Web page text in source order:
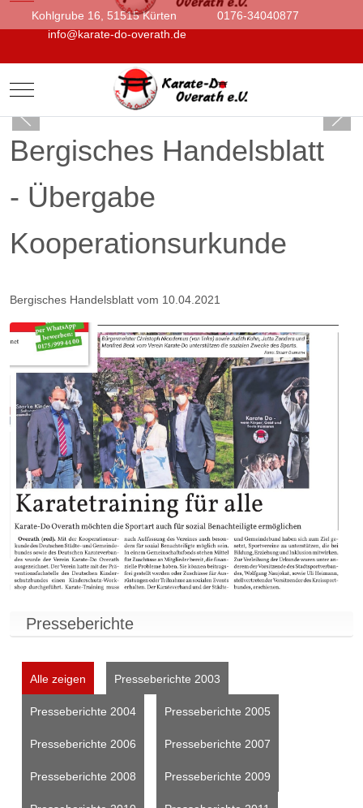
Kohlgrube 16, 51515 Kürten
0176-34040877
info@karate-do-overath.de
Mobile Menu Toggle
Bergisches Handelsblatt
- Übergabe
Kooperationsurkunde
Bergisches Handelsblatt vom 10.04.2021
Presseberichte
Alle zeigen Presseberichte 2003
Presseberichte 2004 Presseberichte 2005
Presseberichte 2006 Presseberichte 2007
Presseberichte 2008 Presseberichte 2009